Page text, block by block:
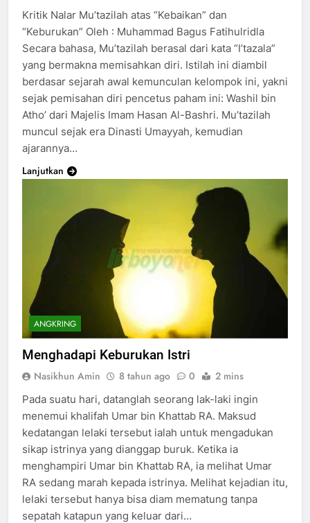
Kritik Nalar Mu’tazilah atas “Kebaikan” dan
“Keburukan” Oleh : Muhammad Bagus Fatihulridla
Secara bahasa, Mu’tazilah berasal dari kata “I’tazala”
yang bermakna memisahkan diri. Istilah ini diambil
berdasar sejarah awal kemunculan kelompok ini, yakni
sejak pemisahan diri pencetus paham ini: Washil bin
Atho’ dari Majelis Imam Hasan Al-Bashri. Mu’tazilah
muncul sejak era Dinasti Umayyah, kemudian
ajarannya…
Lanjutkan
ANGKRING
Menghadapi Keburukan Istri
Nasikhun Amin 8 tahun ago 0 2 mins
Pada suatu hari, datanglah seorang lak-laki ingin
menemui khalifah Umar bin Khattab RA. Maksud
kedatangan lelaki tersebut ialah untuk mengadukan
sikap istrinya yang dianggap buruk. Ketika ia
menghampiri Umar bin Khattab RA, ia melihat Umar
RA sedang marah kepada istrinya. Melihat kejadian itu,
lelaki tersebut hanya bisa diam mematung tanpa
sepatah katapun yang keluar dari…